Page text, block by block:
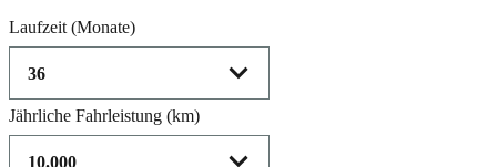
Laufzeit (Monate)
Jährliche Fahrleistung (km)